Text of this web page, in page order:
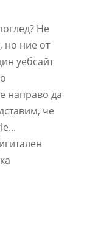
Не
но ние от
уебсайт
направо да
че